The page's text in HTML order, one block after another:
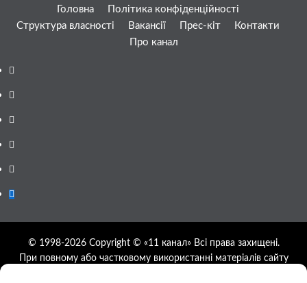
Головна
Політика конфіденційності
Структура власності
Вакансії Прес-кіт
Контакти
Про канал
Facebook
YouTube
Telegram
Instagram
Twitter
Google
© 1998-2026 Copyright © «11 канал» Всі права захищені.
При повному або частковому використанні матеріалів сайту